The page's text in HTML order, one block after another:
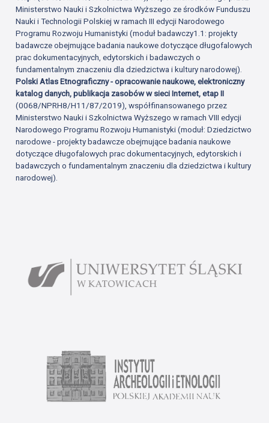
Ministerstwo Nauki i Szkolnictwa Wyższego ze środków Funduszu
Nauki i Technologii Polskiej w ramach III edycji Narodowego
Programu Rozwoju Humanistyki (moduł badawczy1.1: projekty
badawcze obejmujące badania naukowe dotyczące długofalowych
prac dokumentacyjnych, edytorskich i badawczych o
fundamentalnym znaczeniu dla dziedzictwa i kultury narodowej).
Polski Atlas Etnograficzny - opracowanie naukowe, elektroniczny
katalog danych, publikacja zasobów w sieci Internet, etap II
(0068/NPRH8/H11/87/2019), współfinansowanego przez
Ministerstwo Nauki i Szkolnictwa Wyższego w ramach VIII edycji
Narodowego Programu Rozwoju Humanistyki (moduł: Dziedzictwo
narodowe - projekty badawcze obejmujące badania naukowe
dotyczące długofalowych prac dokumentacyjnych, edytorskich i
badawczych o fundamentalnym znaczeniu dla dziedzictwa i kultury
narodowej).